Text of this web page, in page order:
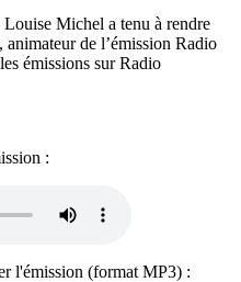
Michel a tenu à rendre
de l’émission Radio
émissions sur Radio
:
l'émission (format MP3) :